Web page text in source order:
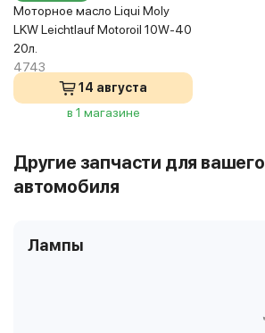
Моторное масло Liqui Moly
LKW Leichtlauf Motoroil 10W-40
20л.
4743
14 августа
в 1 магазине
Другие запчасти для вашего
автомобиля
Лампы